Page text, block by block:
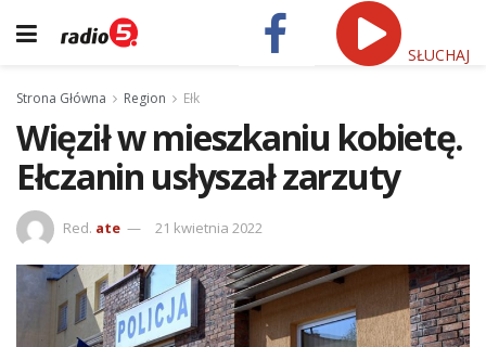
SŁUCHAJ
Strona Główna Region Ełk
Więził w mieszkaniu kobietę.
Ełczanin usłyszał zarzuty
Red. ate 21 kwietnia 2022